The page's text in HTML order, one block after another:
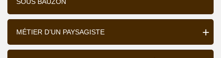
MÉTIER D’UN PAYSAGISTE